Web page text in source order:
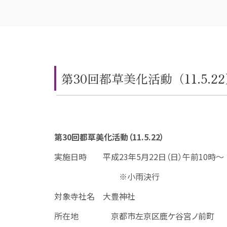
第30回都草美化活動（
第30回都草美化活動（11.5.22）
実施日時 平成23年5月22日（日）午前10時～
※小雨決行
対象寺社名 大豊神社
所在地 京都市左京区鹿ケ谷宮ノ前町